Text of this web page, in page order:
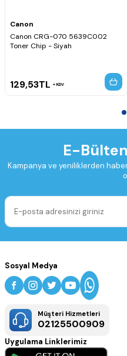
Canon
Canon CRG-070 5639C002
Toner Chip - Siyah
129,53TL KDV
E-
Kampanya ve yeniliklerden
Sosyal Medya
Müşteri Hizmetleri
02125500909
Uygulama Linklerimiz